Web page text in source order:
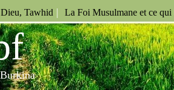
Tawhid | La Foi Musulmane et ce qui